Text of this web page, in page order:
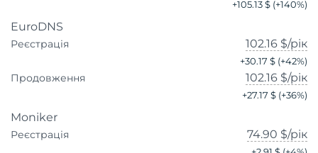
+105.13 $ (+140%)
EuroDNS
Реєстрація 102.16 $/рік
+30.17 $ (+42%)
Продовження 102.16 $/рік
+27.17 $ (+36%)
Moniker
Реєстрація 74.90 $/рік